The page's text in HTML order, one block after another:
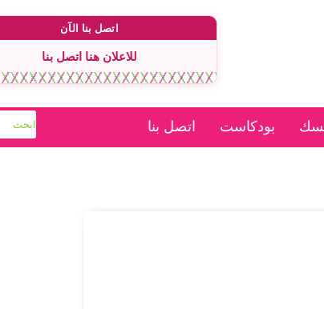
اتصل بنا الآن
للاعلان هنا اتصل بنا
بودكاست اتصل بنا